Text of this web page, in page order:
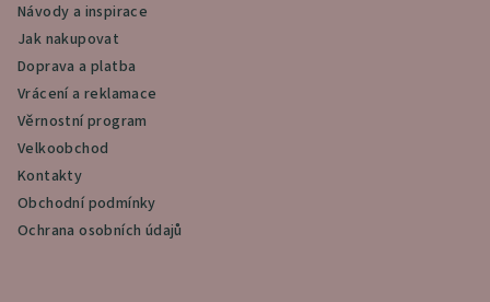
Návody a inspirace
Jak nakupovat
Doprava a platba
Vrácení a reklamace
Věrnostní program
Velkoobchod
Kontakty
Obchodní podmínky
Ochrana osobních údajů